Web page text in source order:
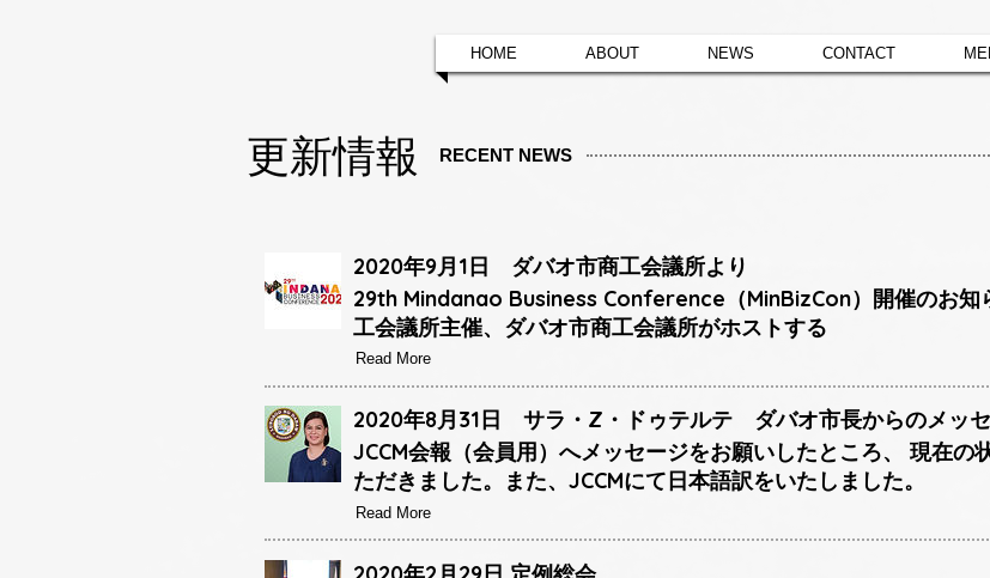
HOME ABOUT NEWS CONTACT
更新情報 RECENT NEWS
2020年9月1日 ダバオ市商工会議所より
29th Mindanao Business Conference（MinBizCon）開催のお知
工会議所主催、ダバオ市商工会議所がホストする
Read More
2020年8月31日 サラ・Z・ドゥテルテ ダバオ市長からのメッ
JCCM会報（会員用）へメッセージをお願いしたところ、 現在
ただきました。また、JCCMにて日本語訳をいたしました。
Read More